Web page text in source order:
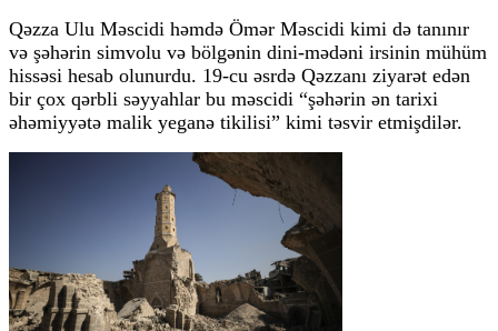
Qəzza Ulu Məscidi həmdə Ömər Məscidi kimi də tanınır
və şəhərin simvolu və bölgənin dini-mədəni irsinin mühüm
hissəsi hesab olunurdu. 19-cu əsrdə Qəzzanı ziyarət edən
bir çox qərbli səyyahlar bu məscidi “şəhərin ən tarixi
əhəmiyyətə malik yeganə tikilisi” kimi təsvir etmişdilər.